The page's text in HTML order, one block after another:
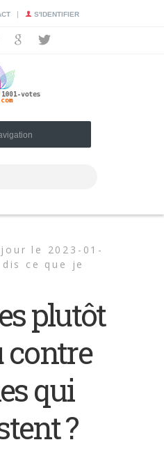
| S'IDENTIFIER
le 2023-01-
dis ce que je
plutôt
contre
qui
?